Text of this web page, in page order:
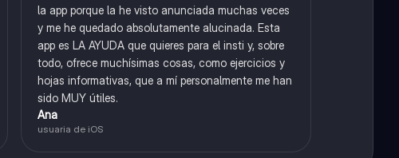
la app porque la he visto anunciada muchas veces
y me he quedado absolutamente alucinada. Esta
app es LA AYUDA que quieres para el insti y, sobre
todo, ofrece muchísimas cosas, como ejercicios y
hojas informativas, que a mí personalmente me han
sido MUY útiles.
Ana
usuaria de iOS